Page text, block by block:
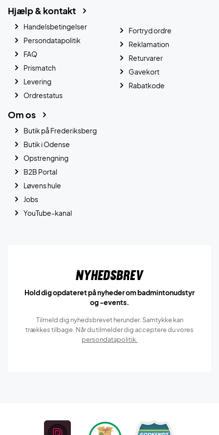
Hjælp & kontakt
Handelsbetingelser
Persondatapolitik
FAQ
Prismatch
Levering
Ordrestatus
Fortryd ordre
Reklamation
Returvarer
Gavekort
Rabatkode
Om os
Butik på Frederiksberg
Butik i Odense
Opstrengning
B2B Portal
Løvens hule
Jobs
YouTube-kanal
Nyhedsbrev
Hold dig opdateret på nyheder om badmintonudstyr
og -events.
Tilmeld dig nyhedsbrevet herunder. Samtykke kan
trækkes tilbage. Når du tilmelder dig acceptere du vores
persondatapolitik.